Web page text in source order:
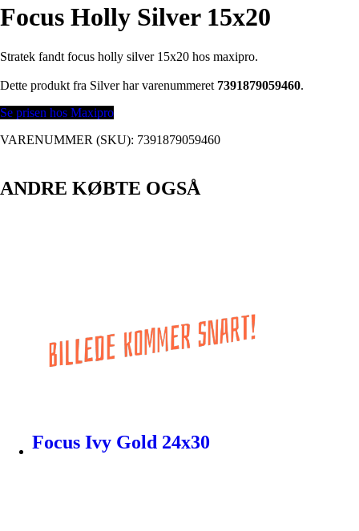
Focus Holly Silver 15x20
Stratek fandt focus holly silver 15x20 hos maxipro.
Dette produkt fra Silver har varenummeret 7391879059460.
Se prisen hos Maxipro
VARENUMMER (SKU): 7391879059460
ANDRE KØBTE OGSÅ
Focus Ivy Gold 24x30